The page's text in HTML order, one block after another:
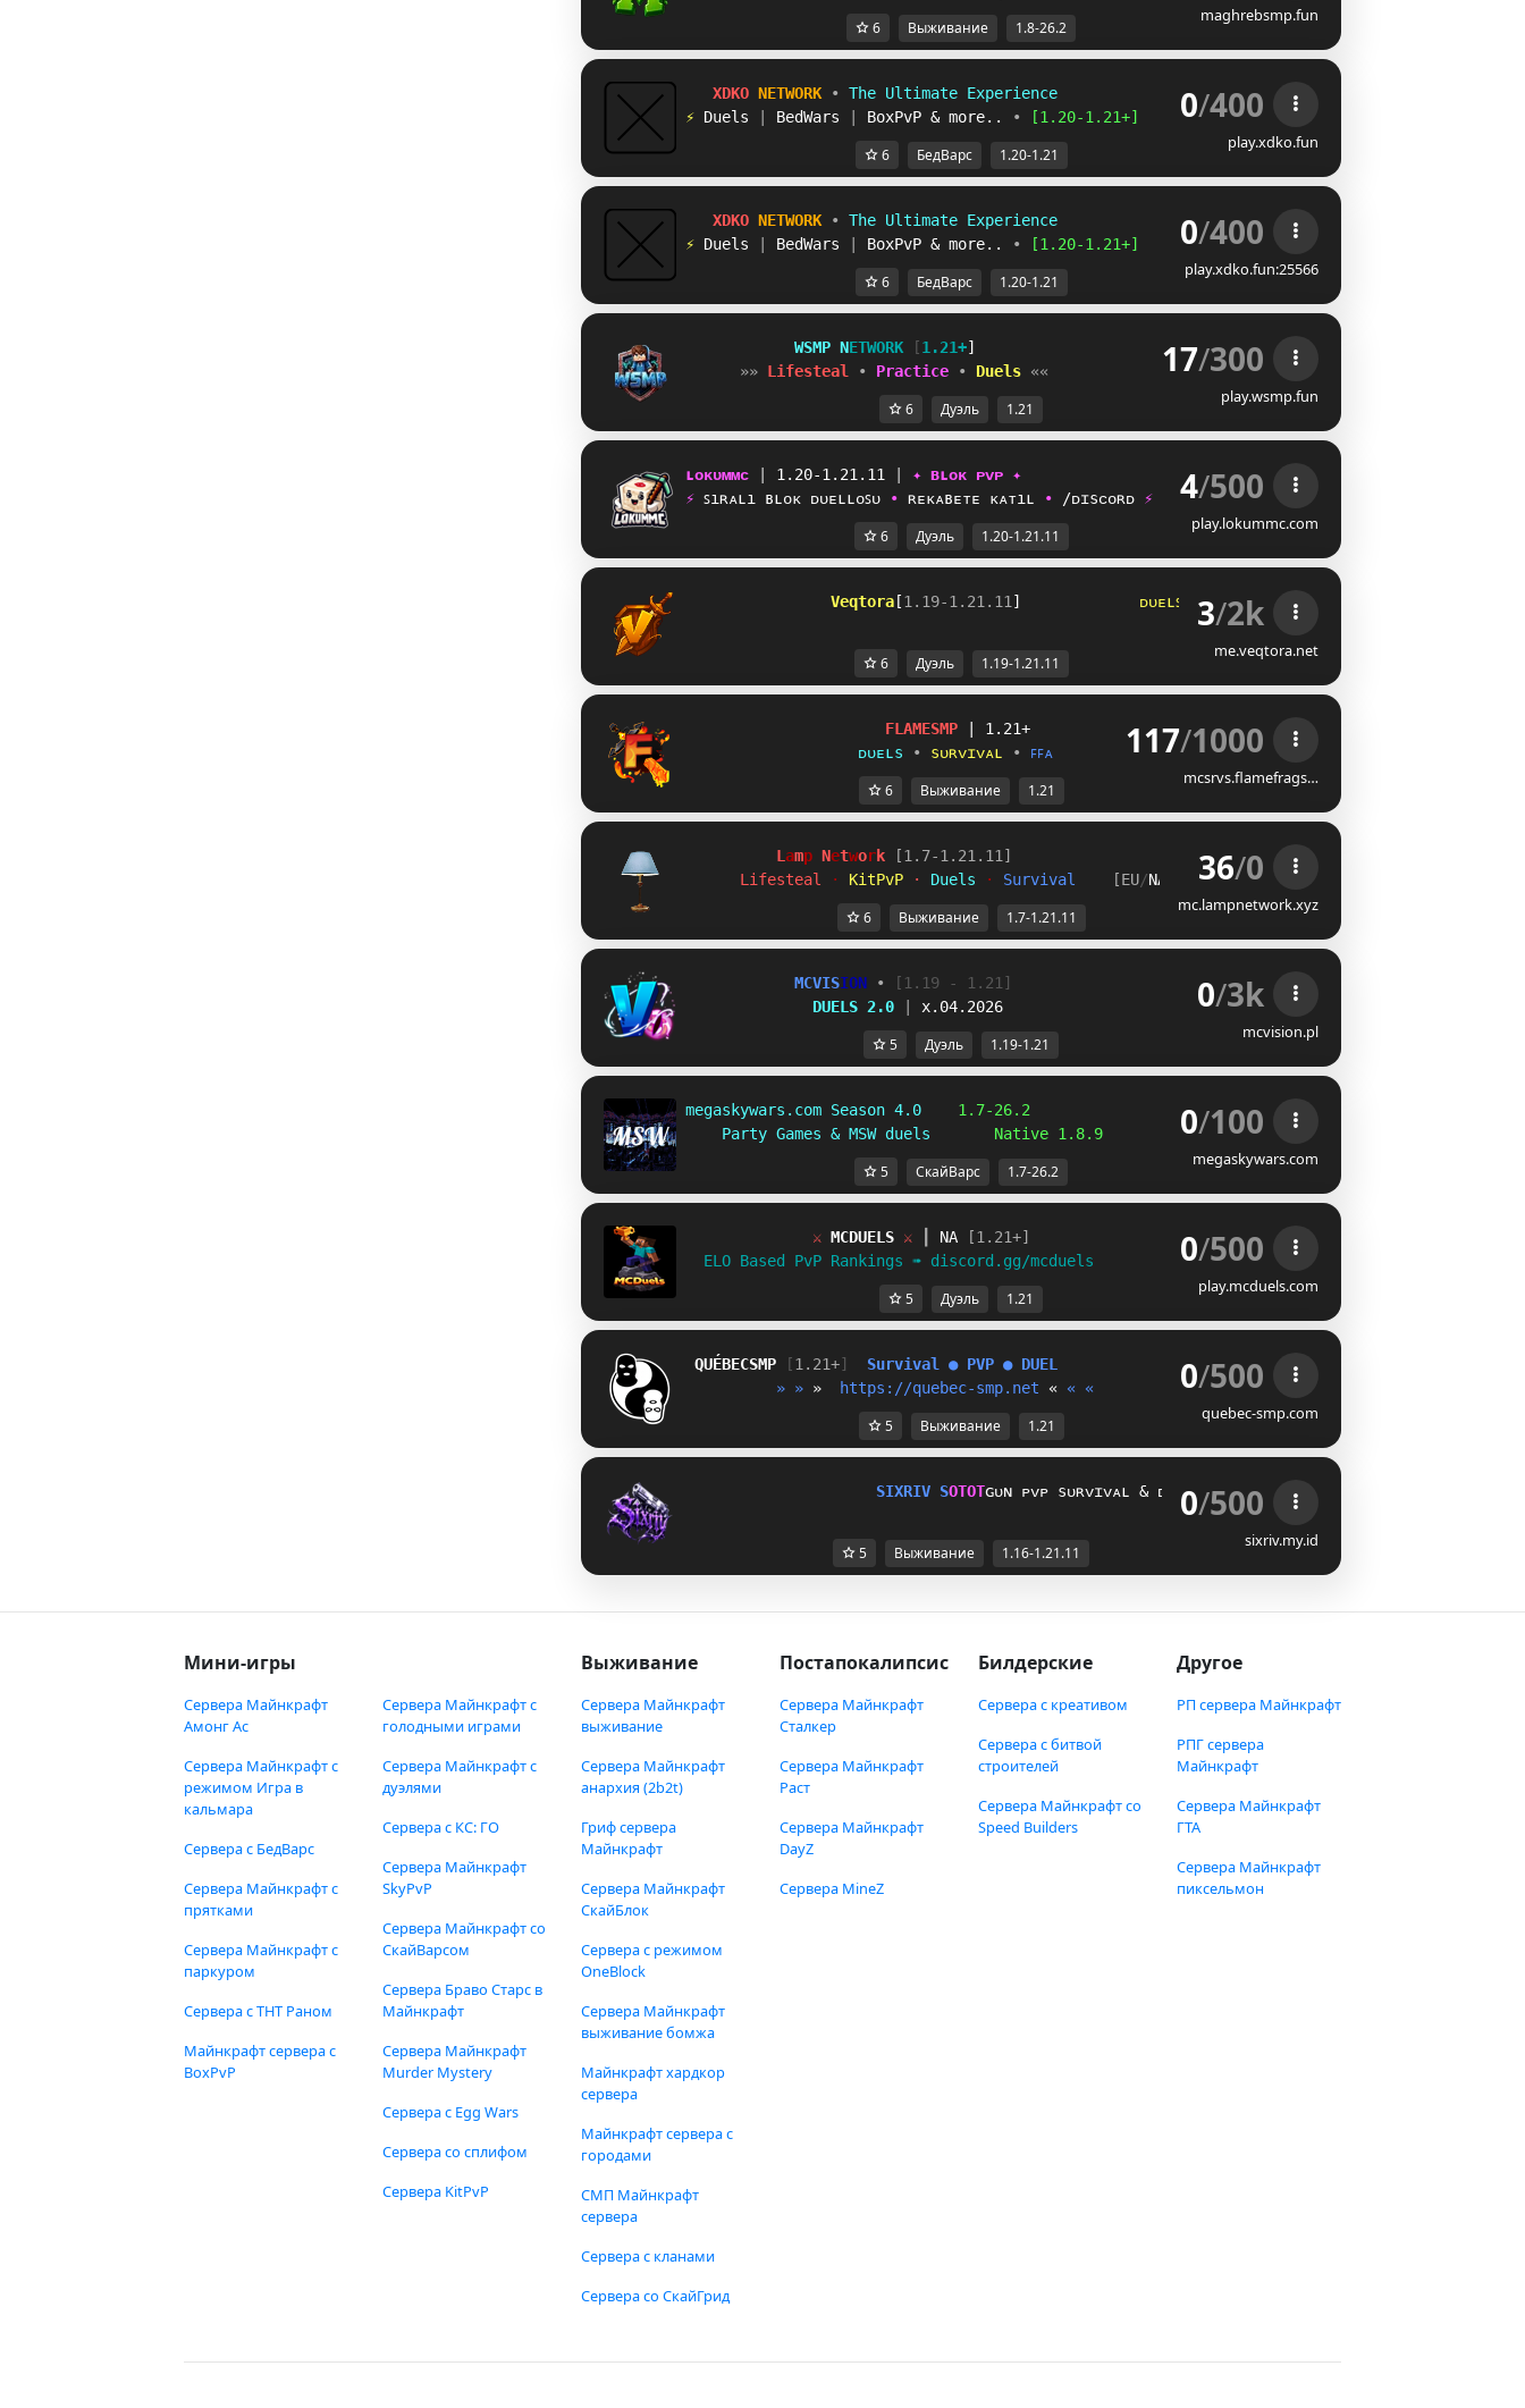
maghrebsmp.fun
6 Выживание 1.8-26.2
XDKO NETWORK •
The Ultimate Experience
⚡ Duels BedWars BoxPvP & more.. • [1.20-1.21+] 0/400
play.xdko.fun
6 БедВарс 1.20-1.21
XDKO NETWORK •
The Ultimate Experience
⚡ Duels BedWars BoxPvP & more.. • [1.20-1.21+] 0/400
play.xdko.fun:25566
6 БедВарс 1.20-1.21
WSMP NETWORK [1.21+]
»» Lifesteal • Practice • Duels «« 17/300
play.wsmp.fun
6 Дуэль 1.21
ʟᴏᴋᴜᴍᴍᴄ 1.20-1.21.11 ✦ ʙʟᴏᴋ ᴘᴠᴘ ✦
⚡ ꜱıʀᴀʟı ʙʟᴏᴋ ᴅᴜᴇʟʟᴏꜱᴜ • ʀᴇᴋᴀʙᴇᴛᴇ ᴋᴀᴛıʟ • /ᴅɪsᴄᴏʀᴅ ⚡ 4/500
play.lokummc.com
6 Дуэль 1.20-1.21.11
Veqtora [1.19-1.21.11 ] ᴅᴜᴇʟꜱ ? ʀ ᴛᴘ ꜰ ꜱ
3/2k
me.veqtora.net
6 Дуэль 1.19-1.21.11
FLAMESMP
| 1.21+
ᴅᴜᴇʟѕ
• ѕᴜʀᴠɪᴠᴀʟ • ꜰꜰᴀ 117/1000
mcsrvs.flamefrags…
6 Выживание 1.21
L amp Network
[1.7-1.21.11]
Lifesteal
· KitPvP · Duels · Survival [EU/NA 36/0
mc.lampnetwork.xyz
6 Выживание 1.7-1.21.11
MCVISION •
[1.19 - 1.21]
DUELS 2.0
x.04.2026 0/3k
mcvision.pl
5 Дуэль 1.19-1.21
megaskywars.com Season 4.0
1.7-26.2
Party Games & MSW duels Native 1.8.9 0/100
megaskywars.com
5 СкайВарс 1.7-26.2
⚔ MCDUELS ⚔ NA
[1.21+]
ELO Based PvP Rankings ➠ discord.gg/mcduels
0/500
play.mcduels.com
5 Дуэль 1.21
QUÉBECSMP [1.21+] Survival ● PVP ● DUEL
» » » https://quebec-smp.net « « « 0/500
quebec-smp.com
5 Выживание 1.21
SIXRIV SOTOTɢᴜɴ ᴘᴠᴘ sᴜʀᴠɪᴠᴀʟ & ᴅᴜᴇʟ[1.21.11 - 1.16]
0/500
sixriv.my.id
5 Выживание 1.16-1.21.11
Мини-игры
Сервера Майнкрафт
Амонг Ас
Сервера Майнкрафт с
режимом Игра в
кальмара
Сервера с БедВарс
Сервера Майнкрафт с
прятками
Сервера Майнкрафт с
паркуром
Сервера с ТНТ Раном
Майнкрафт сервера с
BoxPvP
Сервера Майнкрафт с
голодными играми
Сервера Майнкрафт с
дуэлями
Сервера с КС: ГО
Сервера Майнкрафт
SkyPvP
Сервера Майнкрафт со
СкайВарсом
Сервера Браво Старс в
Майнкрафт
Сервера Майнкрафт
Murder Mystery
Сервера с Egg Wars
Сервера со сплифом
Сервера KitPvP
Выживание
Сервера Майнкрафт
выживание
Сервера Майнкрафт
анархия (2b2t)
Гриф сервера
Майнкрафт
Сервера Майнкрафт
СкайБлок
Сервера с режимом
OneBlock
Сервера Майнкрафт
выживание бомжа
Майнкрафт хардкор
сервера
Майнкрафт сервера с
городами
СМП Майнкрафт
сервера
Сервера с кланами
Сервера со СкайГрид
Постапокалипсис
Сервера Майнкрафт
Сталкер
Сервера Майнкрафт
Раст
Сервера Майнкрафт
DayZ
Сервера MineZ
Билдерские
Сервера с креативом
Сервера с битвой
строителей
Сервера Майнкрафт со
Speed Builders
Другое
РП сервера Майнкрафт
РПГ сервера
Майнкрафт
Сервера Майнкрафт
ГТА
Сервера Майнкрафт
пиксельмон